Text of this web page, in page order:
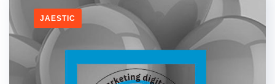
JAESTIC